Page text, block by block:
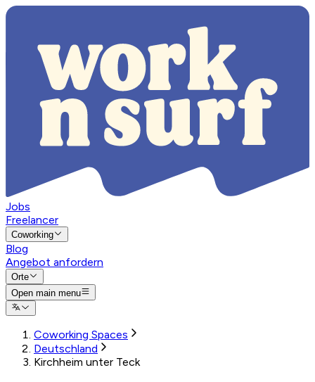
Jobs
Freelancer
Coworking
Blog
Angebot anfordern
Orte
Open main menu
Coworking Spaces
Deutschland
Kirchheim unter Teck